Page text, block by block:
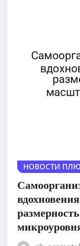
НОВОСТИ